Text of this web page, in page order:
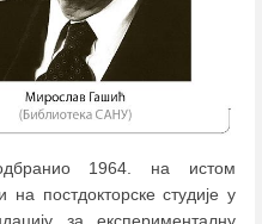
1964. на истом
постдокторске студије у